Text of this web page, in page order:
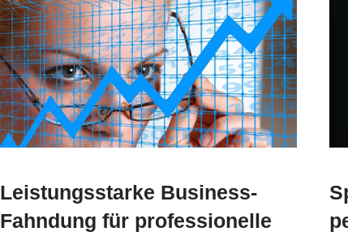
Leistungsstarke Business-
Fahndung für professionelle